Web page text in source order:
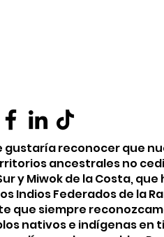
gustaría reconocer que
ancestrales no
y Miwok de la Costa, que
Indios Federados de la
que siempre
nativos e indígenas en